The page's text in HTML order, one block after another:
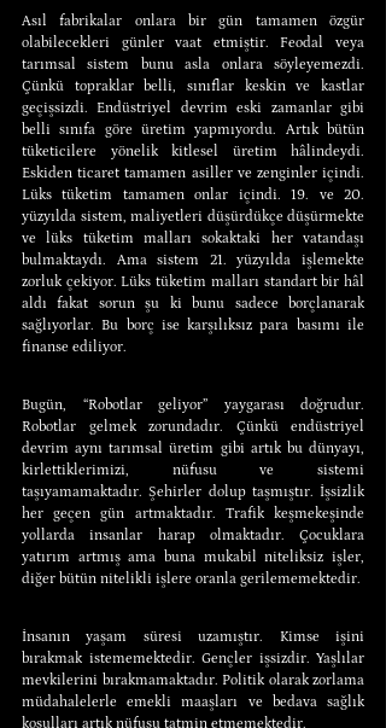
Asıl fabrikalar onlara bir gün tamamen özgür
olabilecekleri günler vaat etmiştir. Feodal veya
tarımsal sistem bunu asla onlara söyleyemezdi.
Çünkü topraklar belli, sınıflar keskin ve kastlar
geçişsizdi. Endüstriyel devrim eski zamanlar gibi
belli sınıfa göre üretim yapmıyordu. Artık bütün
tüketicilere yönelik kitlesel üretim hâlindeydi.
Eskiden ticaret tamamen asiller ve zenginler içindi.
Lüks tüketim tamamen onlar içindi. 19. ve 20.
yüzyılda sistem, maliyetleri düşürdükçe düşürmekte
ve lüks tüketim malları sokaktaki her vatandaşı
bulmaktaydı. Ama sistem 21. yüzyılda işlemekte
zorluk çekiyor. Lüks tüketim malları standart bir hâl
aldı fakat sorun şu ki bunu sadece borçlanarak
sağlıyorlar. Bu borç ise karşılıksız para basımı ile
finanse ediliyor.
Bugün, “Robotlar geliyor” yaygarası doğrudur.
Robotlar gelmek zorundadır. Çünkü endüstriyel
devrim aynı tarımsal üretim gibi artık bu dünyayı,
kirlettiklerimizi, nüfusu ve sistemi
taşıyamamaktadır. Şehirler dolup taşmıştır. İşsizlik
her geçen gün artmaktadır. Trafik keşmekeşinde
yollarda insanlar harap olmaktadır. Çocuklara
yatırım artmış ama buna mukabil niteliksiz işler,
diğer bütün nitelikli işlere oranla gerilememektedir.
İnsanın yaşam süresi uzamıştır. Kimse işini
bırakmak istememektedir. Gençler işsizdir. Yaşlılar
mevkilerini bırakmamaktadır. Politik olarak zorlama
müdahalelerle emekli maaşları ve bedava sağlık
koşulları artık nüfusu tatmin etmemektedir.